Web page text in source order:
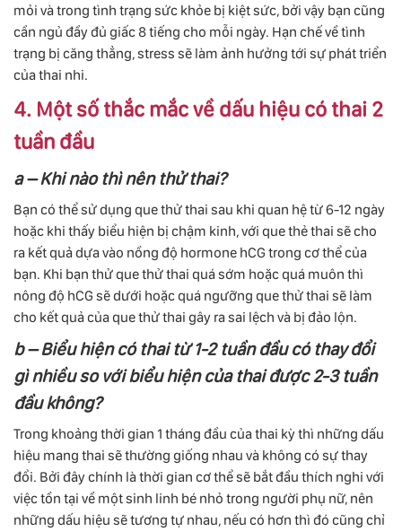
mỏi và trong tình trạng sức khỏe bị kiệt sức, bởi vậy bạn cũng
cần ngủ đầy đủ giấc 8 tiếng cho mỗi ngày. Hạn chế về tình
trạng bị căng thẳng, stress sẽ làm ảnh hưởng tới sự phát triển
của thai nhi.
4. Một số thắc mắc về dấu hiệu có thai 2
tuần đầu
a – Khi nào thì nên thử thai?
Bạn có thể sử dụng que thử thai sau khi quan hệ từ 6-12 ngày
hoặc khi thấy biểu hiện bị chậm kinh, với que thẻ thai sẽ cho
ra kết quả dựa vào nồng độ hormone hCG trong cơ thể của
bạn. Khi bạn thử que thử thai quá sớm hoặc quá muôn thì
nông độ hCG sẽ dưới hoặc quá ngưỡng que thử thai sẽ làm
cho kết quả của que thử thai gây ra sai lệch và bị đảo lộn.
b – Biểu hiện có thai từ 1-2 tuần đầu có thay đổi
gì nhiều so với biểu hiện của thai được 2-3 tuần
đầu không?
Trong khoảng thời gian 1 tháng đầu của thai kỳ thì những dấu
hiệu mang thai sẽ thường giống nhau và không có sự thay
đổi. Bởi đây chính là thời gian cơ thể sẽ bắt đầu thích nghi với
việc tồn tại về một sinh linh bé nhỏ trong người phụ nữ, nên
những dấu hiệu sẽ tương tự nhau, nếu có hơn thì đó cũng chỉ